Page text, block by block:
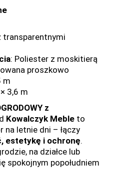
transparentnymi
: Poliester z moskitierą
proszkowo
m
3,6 m
z
Kowalczyk Meble to
na letnie dni – łączy
estetykę i ochronę.
na działce lub
spokojnym popołudniem